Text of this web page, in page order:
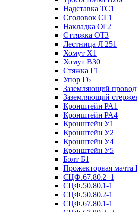
Надставка ТС1
Оголовок ОГ1
Накладка ОГ2
Оттяжка ОТ3
Лестница Л 251
Хомут Х1
Хомут В30
Стяжка Г1
Упор Г6
Заземляющий
Заземляющий
Кронштейн РА1
Кронштейн РА4
Кронштейн У1
Кронштейн У2
Кронштейн У4
Кронштейн У5
Болт Б1
Прожекторная
СЦФ.67.80.2–1
СЦФ.50.80.1-1
СЦФ.50.80.2-1
СЦФ.67.80.1-1